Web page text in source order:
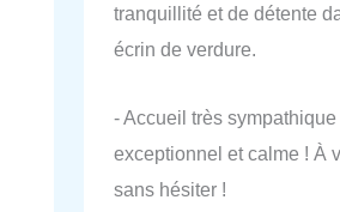
tranquillité et de détente
écrin de verdure.
- Accueil très sympathique
exceptionnel et calme ! À
sans hésiter !